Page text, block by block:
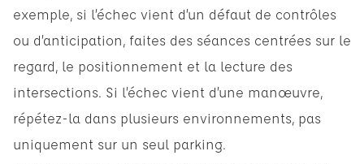
exemple, si l’échec vient d’un défaut de contrôles
ou d’anticipation, faites des séances centrées sur le
regard, le positionnement et la lecture des
intersections. Si l’échec vient d’une manœuvre,
répétez-la dans plusieurs environnements, pas
uniquement sur un seul parking.